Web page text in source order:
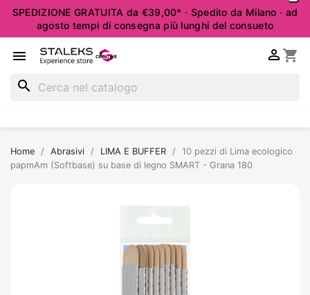
SPEDIZIONE GRATUITA da €39,00* · Spedito da Milano · ad
agosto tempi di consegna più lunghi del consueto
 shopping_cart

search
Home Abrasivi LIMA E BUFFER
10 pezzi di Lima ecologico
papmAm (Softbase) su base di legno SMART - Grana 180